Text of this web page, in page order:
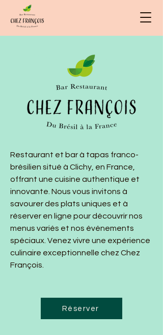
Restaurant et bar à tapas franco-
brésilien situé à Clichy, en France,
offrant une cuisine authentique et
innovante. Nous vous invitons à
savourer des plats uniques et à
réserver en ligne pour découvrir nos
menus variés et nos événements
spéciaux. Venez vivre une expérience
culinaire exceptionnelle chez Chez
François.
Réserver